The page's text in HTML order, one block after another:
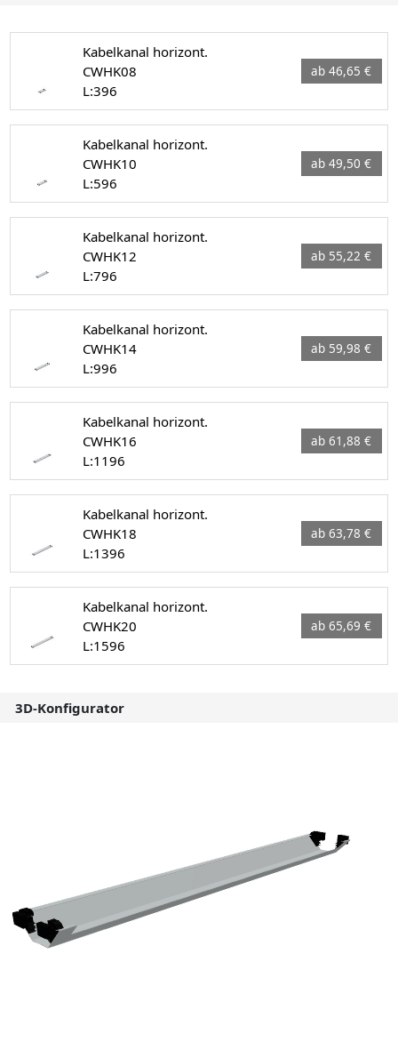
Kabelkanal horizont.
CWHK08
L:396
ab 46,65 €
Kabelkanal horizont.
CWHK10
L:596
ab 49,50 €
Kabelkanal horizont.
CWHK12
L:796
ab 55,22 €
Kabelkanal horizont.
CWHK14
L:996
ab 59,98 €
Kabelkanal horizont.
CWHK16
L:1196
ab 61,88 €
Kabelkanal horizont.
CWHK18
L:1396
ab 63,78 €
Kabelkanal horizont.
CWHK20
L:1596
ab 65,69 €
3D-Konfigurator